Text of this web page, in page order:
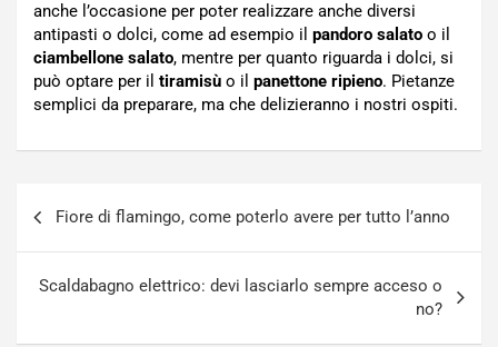
anche l’occasione per poter realizzare anche diversi
antipasti o dolci, come ad esempio il pandoro salato o il
ciambellone salato, mentre per quanto riguarda i dolci, si
può optare per il tiramisù o il panettone ripieno. Pietanze
semplici da preparare, ma che delizieranno i nostri ospiti.
Fiore di flamingo, come poterlo avere per tutto l’anno
Scaldabagno elettrico: devi lasciarlo sempre acceso o
no?